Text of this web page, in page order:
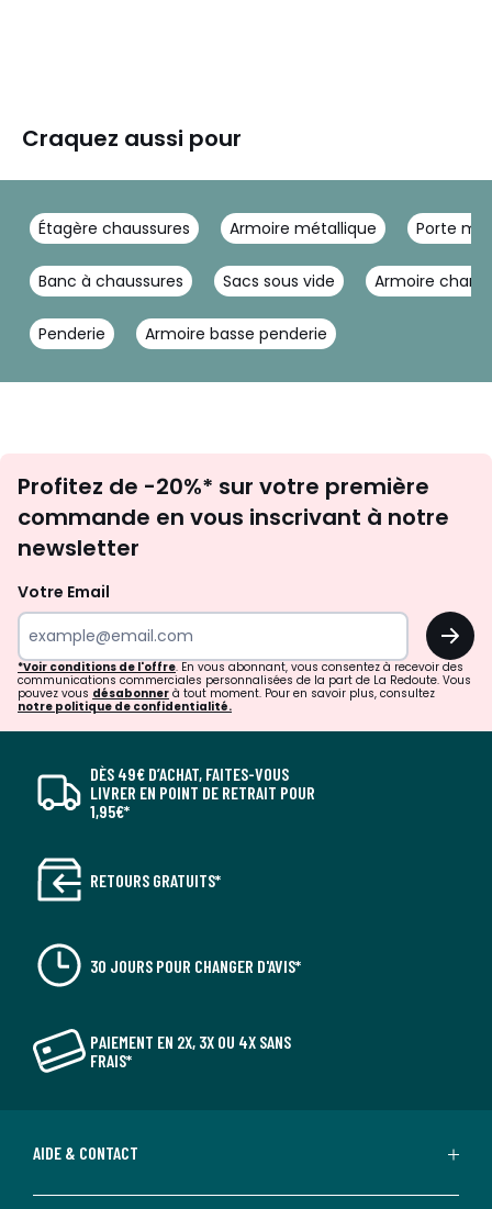
Craquez aussi pour
Étagère chaussures Armoire métallique Porte
Banc à chaussures Sacs sous vide Armoire
Penderie Armoire basse penderie
newsletter
Profitez de -20%* sur votre première
commande en vous inscrivant à notre
newsletter
Votre Email
OK
*Voir conditions de l'offre. En vous abonnant, vous consentez à recevoir des
communications commerciales personnalisées de la part de La Redoute. Vous
pouvez vous désabonner à tout moment. Pour en savoir plus, consultez
notre politique de confidentialité.
DÈS 49€ D’ACHAT, FAITES-VOUS
LIVRER EN POINT DE RETRAIT POUR
1,95€*
RETOURS GRATUITS*
30 JOURS POUR CHANGER D'AVIS*
PAIEMENT EN 2X, 3X OU 4X SANS
FRAIS*
AIDE & CONTACT